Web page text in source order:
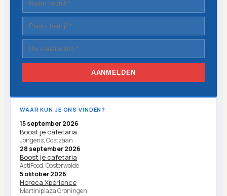
AANMELDEN
WAAR KUN JE ONS VINDEN?
15 september 2026
Boost je cafetaria
Jongens, Oostzaan
28 september 2026
Boost je cafetaria
ActiFood, Oosterwolde
5 oktober 2026
Horeca Xperience
Martiniplaza Groningen